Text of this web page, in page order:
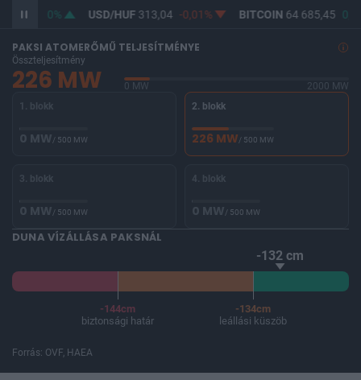
361,73 0% USD/HUF313,04 -0,01% BITCOIN64 685,45
PAKSI ATOMERŐMŰ TELJESÍTMÉNYE
Összteljesítmény
226 MW 0 MW
2000 MW
1. blokk
0 MW/ 500 MW
2. blokk
226 MW/ 500 MW
3. blokk
0 MW/ 500 MW
4. blokk
0 MW/ 500 MW
DUNA VÍZÁLLÁSA PAKSNÁL
-132 cm
-144cm
biztonsági határ
-134cm
leállási küszöb
Forrás: OVF, HAEA